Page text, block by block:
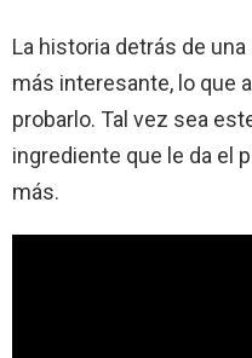
La historia detrás de
más interesante, lo que
probarlo. Tal vez sea
ingrediente que le da el
más.